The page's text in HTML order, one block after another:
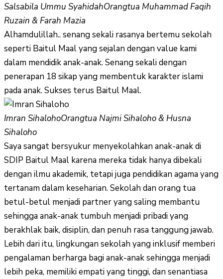
Salsabila Ummu SyahidahOrangtua Muhammad Faqih
Ruzain & Farah Mazia
Alhamdulillah.. senang sekali rasanya bertemu sekolah
seperti Baitul Maal yang sejalan dengan value kami
dalam mendidik anak-anak. Senang sekali dengan
penerapan 18 sikap yang membentuk karakter islami
pada anak. Sukses terus Baitul Maal.
Imran SihalohoOrangtua Najmi Sihaloho & Husna
Sihaloho
Saya sangat bersyukur menyekolahkan anak-anak di
SDIP Baitul Maal karena mereka tidak hanya dibekali
dengan ilmu akademik, tetapi juga pendidikan agama yang
tertanam dalam keseharian. Sekolah dan orang tua
betul-betul menjadi partner yang saling membantu
sehingga anak-anak tumbuh menjadi pribadi yang
berakhlak baik, disiplin, dan penuh rasa tanggung jawab.
Lebih dari itu, lingkungan sekolah yang inklusif memberi
pengalaman berharga bagi anak-anak sehingga menjadi
lebih peka, memiliki empati yang tinggi, dan senantiasa